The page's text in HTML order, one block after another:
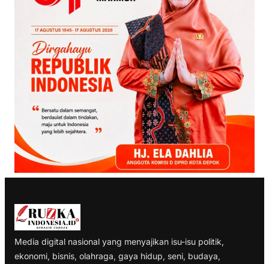
Media digital nasional yang menyajikan isu-isu politik,
ekonomi, bisnis, olahraga, gaya hidup, seni, budaya,